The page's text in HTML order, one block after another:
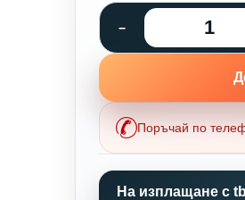
Поръчай по
На изплащане с